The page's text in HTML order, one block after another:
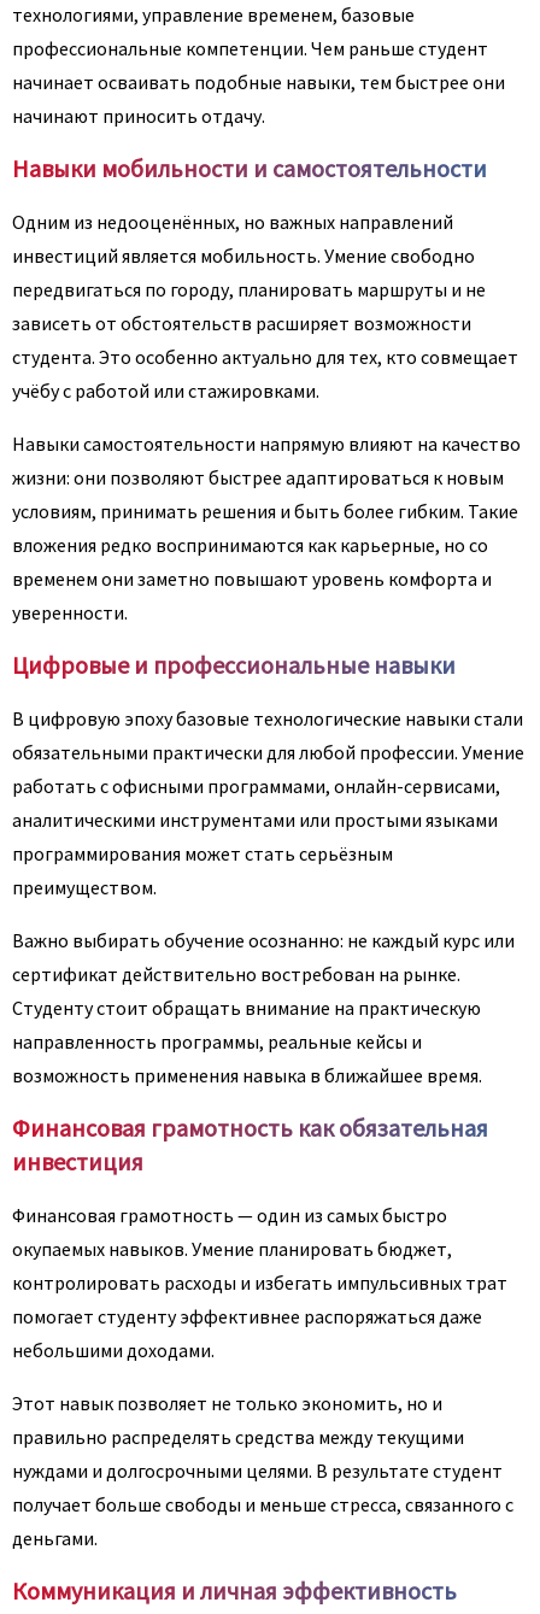
технологиями, управление временем, базовые
профессиональные компетенции. Чем раньше студент
начинает осваивать подобные навыки, тем быстрее они
начинают приносить отдачу.
Навыки мобильности и самостоятельности
Одним из недооценённых, но важных направлений
инвестиций является мобильность. Умение свободно
передвигаться по городу, планировать маршруты и не
зависеть от обстоятельств расширяет возможности
студента. Это особенно актуально для тех, кто совмещает
учёбу с работой или стажировками.
Навыки самостоятельности напрямую влияют на качество
жизни: они позволяют быстрее адаптироваться к новым
условиям, принимать решения и быть более гибким. Такие
вложения редко воспринимаются как карьерные, но со
временем они заметно повышают уровень комфорта и
уверенности.
Цифровые и профессиональные навыки
В цифровую эпоху базовые технологические навыки стали
обязательными практически для любой профессии. Умение
работать с офисными программами, онлайн-сервисами,
аналитическими инструментами или простыми языками
программирования может стать серьёзным
преимуществом.
Важно выбирать обучение осознанно: не каждый курс или
сертификат действительно востребован на рынке.
Студенту стоит обращать внимание на практическую
направленность программы, реальные кейсы и
возможность применения навыка в ближайшее время.
Финансовая грамотность как обязательная
инвестиция
Финансовая грамотность — один из самых быстро
окупаемых навыков. Умение планировать бюджет,
контролировать расходы и избегать импульсивных трат
помогает студенту эффективнее распоряжаться даже
небольшими доходами.
Этот навык позволяет не только экономить, но и
правильно распределять средства между текущими
нуждами и долгосрочными целями. В результате студент
получает больше свободы и меньше стресса, связанного с
деньгами.
Коммуникация и личная эффективность